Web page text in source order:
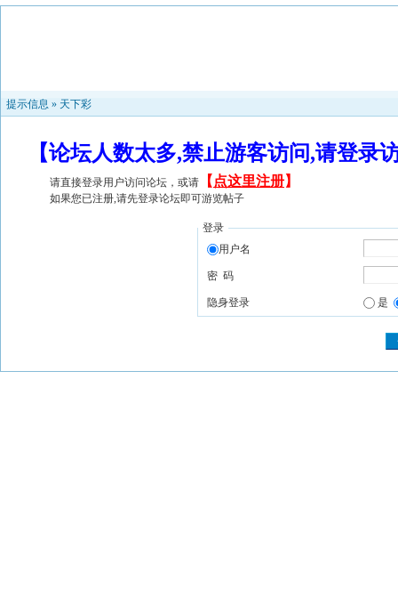
提示信息 » 天下彩
【论坛人数太多,禁止游客访问,请登
请直接登录用户访问论坛，或请 【 点这里注册】
如果您已注册,请先登录论坛即可游览帖子
登录
用户名
密 码
隐身登录 是